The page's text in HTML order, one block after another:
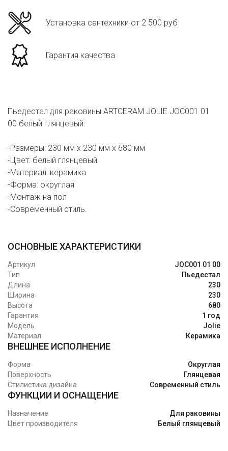
Установка сантехники от 2 500 руб
Гарантия качества
Пьедестал для раковины ARTCERAM JOLIE JOC001 01
00 белый глянцевый:
-Размеры: 230 мм х 230 мм х 680 мм
-Цвет: белый глянцевый
-Материал: керамика
-Форма: округлая
-Монтаж на пол
-Современный стиль.
ОСНОВНЫЕ ХАРАКТЕРИСТИКИ
Артикул
JOC001 01 00
Тип
Пьедестал
Длина
230
Ширина
230
Высота
680
Гарантия
1 год
Модель
Jolie
Материал
Керамика
ВНЕШНЕЕ ИСПОЛНЕНИЕ
Форма
Округлая
Поверхность
Глянцевая
Стилистика дизайна
Современный стиль
ФУНКЦИИ И ОСНАЩЕНИЕ
Назначение
Для раковины
Цвет производителя
Белый глянцевый